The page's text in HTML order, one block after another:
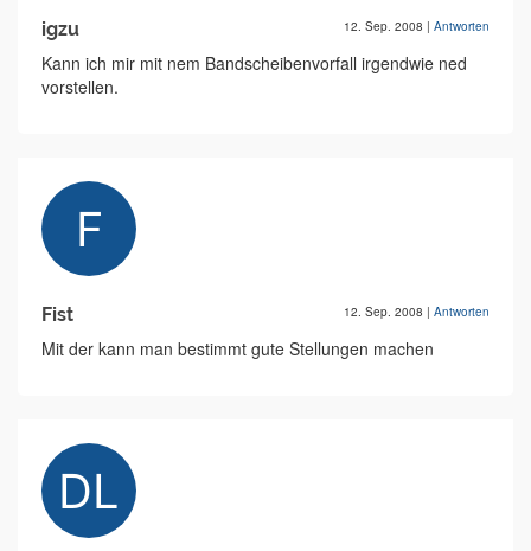
igzu 12. Sep. 2008 | Antworten
Kann ich mir mit nem Bandscheibenvorfall irgendwie ned
vorstellen.
Fist 12. Sep. 2008 | Antworten
Mit der kann man bestimmt gute Stellungen machen